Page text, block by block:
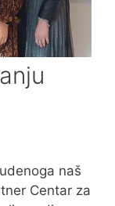
naš
Centar za